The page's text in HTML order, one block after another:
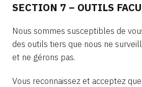
SECTION 7 – OUTILS
Nous sommes susceptibles de
des outils tiers que nous ne
et ne gérons pas.
Vous reconnaissez et acceptez